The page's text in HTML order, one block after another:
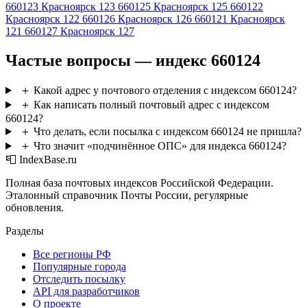
660123 Красноярск 123 660125 Красноярск 125 660122
Красноярск 122 660126 Красноярск 126 660121 Красноярск
121 660127 Красноярск 127
Частые вопросы — индекс 660124
＋ Какой адрес у почтового отделения с индексом 660124?
＋ Как написать полный почтовый адрес с индексом
660124?
＋ Что делать, если посылка с индексом 660124 не пришла?
＋ Что значит «подчинённое ОПС» для индекса 660124?
📮 IndexBase.ru
Полная база почтовых индексов Российской Федерации.
Эталонный справочник Почты России, регулярные
обновления.
Разделы
Все регионы РФ
Популярные города
Отследить посылку
API для разработчиков
О проекте